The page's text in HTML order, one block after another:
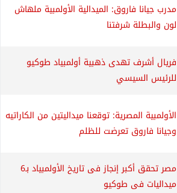
مدرب جيانا فاروق: الميدالية الأولمبية ملهاش
لون والبطلة شرفتنا
فريال أشرف تهدى ذهبية أولمبياد طوكيو
للرئيس السيسي
الأولمبية المصرية: توقعنا ميداليتين من الكاراتيه
وجيانا فاروق تعرضت للظلم
مصر تحقق أكبر إنجاز فى تاريخ الأولمبياد بـ6
ميداليات فى طوكيو